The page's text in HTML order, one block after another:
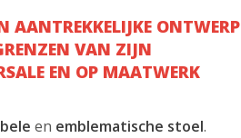
AANTREKKELIJKE ONTWERP
VAN ZIJN
EN OP MAATWERK
en emblematische stoel.